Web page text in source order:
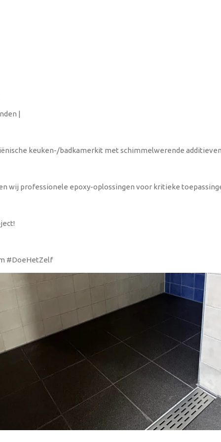
|
keuken-/badkamerkit met schimmelwerende
wij professionele epoxy-oplossingen voor kritieke
#DoeHetZelf